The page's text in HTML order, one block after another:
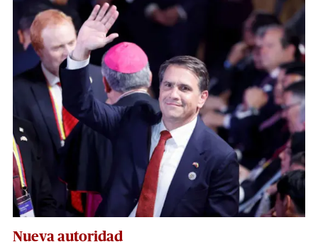
Nueva autoridad